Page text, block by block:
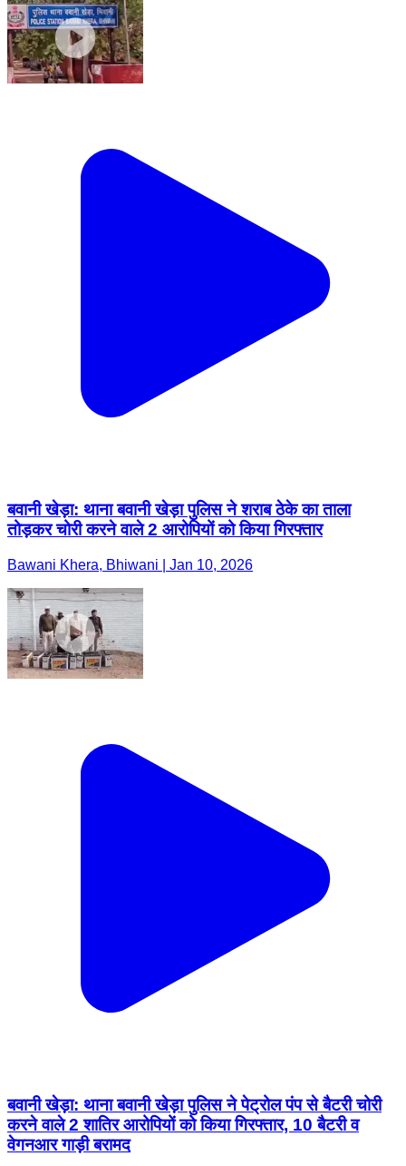
बवानी खेड़ा: थाना बवानी खेड़ा पुलिस ने शराब ठेके का ताला
तोड़कर चोरी करने वाले 2 आरोपियों को किया गिरफ्तार
Bawani Khera, Bhiwani | Jan 10, 2026
बवानी खेड़ा: थाना बवानी खेड़ा पुलिस ने पेट्रोल पंप से बैटरी चोरी
करने वाले 2 शातिर आरोपियों को किया गिरफ्तार, 10 बैटरी व
वेगनआर गाड़ी बरामद